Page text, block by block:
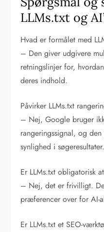
LLMs.txt og
Hvad er formålet med
– Den giver udgivere
retningslinjer for,
deres indhold.
Påvirker LLMs.txt
– Nej, Google bruger
rangeringssignal, og
synlighed i søgeresultater.
Er LLMs.txt obligatorisk
– Nej, det er frivilligt.
præferencer over for AI-
Er LLMs.txt et SEO-